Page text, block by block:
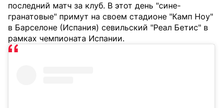
последний матч за клуб. В этот день "сине-
гранатовые" примут на своем стадионе "Камп Ноу"
в Барселоне (Испания) севильский "Реал Бетис" в
рамках чемпионата Испании.